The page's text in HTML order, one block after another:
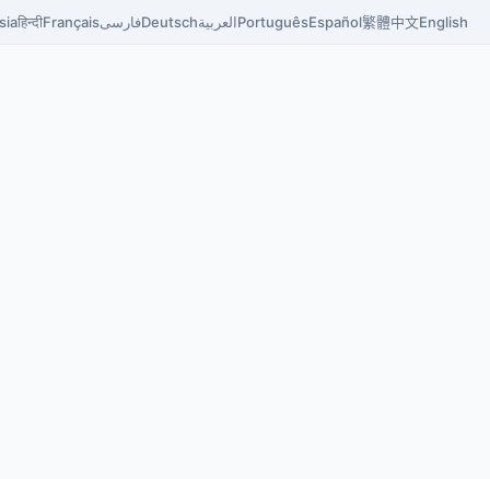
English
中文
繁體
Español
PortuguêsالعربيةDeutschفارسیFrançais
हिन्दी